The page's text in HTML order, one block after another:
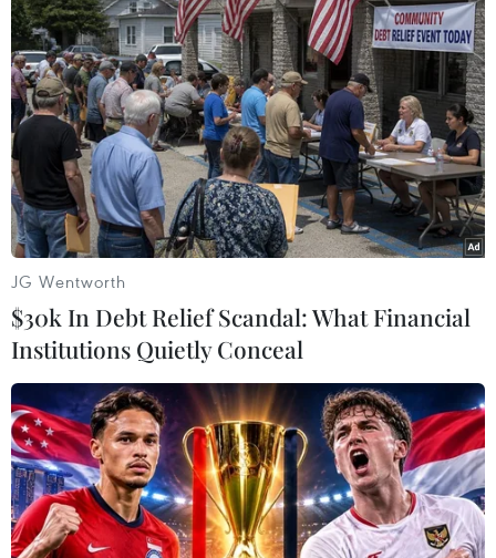
thông Vận tải và các địa phương liên quan triển
khai thực hiện hơn 300 chuyến bay, đưa gần
85.000 công dân từ 59 quốc gia, vùng lãnh thổ
trên thế giới trở về nước an toàn.
Công tác bảo hộ công dân trong bối cảnh khủng
hoảng dịch bệnh, có thể nói là chưa từng có
trong lịch sử, đã diễn ra thường xuyên, liên tục,
không hạn chế về mặt thời gian, không gian,
trong khi nguồn lực trong nước còn hạn chế,
các yêu cầu về phòng, chống dịch đòi hỏi phải
hết sức tỉ mỉ, chặt chẽ, an toàn.
Trong bối cảnh đó, dưới sự chỉ đạo sát sao của
các cấp lãnh đạo Đảng, Nhà nước và Chính phủ,
với nỗ lực vượt bậc, sự phối hợp chặt chẽ của Bộ
Ngoại giao với các bộ, ngành liên quan đã góp
phần đảm bảo, nâng cao hiệu quả bảo hộ công
dân ở nước ngoài, được dư luận trong và ngoài
JG Wentworth
$30k In Debt Relief Scandal: What Financial
Institutions Quietly Conceal